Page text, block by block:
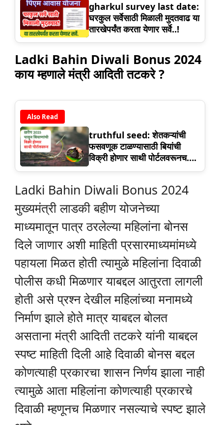
gharkul survey last date:
घरकुल सर्वेसाठी मिळाली मुदतवाढ या
तारखेपर्यंत करता येणार सर्वे..!
Ladki Bahin Diwali Bonus 2024
काय म्हणाले मंत्री आदिती तटकरे ?
Also Read
truthful seed: शेतकऱ्यांची
फसवणूक टाळण्यासाठी बियांची
विक्री होणार साथी पोर्टलवरूनच….
Ladki Bahin Diwali Bonus 2024
मुख्यमंत्री लाडकी बहीण योजनेच्या
माध्यमातून पात्र ठरलेल्या महिलांना बोनस
दिले जाणार अशी माहिती प्रसारमाध्यमांमध्ये
पहायला मिळत होती त्यामुळे महिलांना दिवाळी
पोलीस कधी मिळणार याबद्दल आतुरता लागली
होती असे प्रश्न देखील महिलांच्या मनामध्ये
निर्माण झाले होते मात्र याबद्दल बोलत
असताना मंत्री आदिती तटकरे यांनी याबद्दल
स्पष्ट माहिती दिली आहे दिवाळी बोनस बद्दल
कोणत्याही प्रकारचा शासन निर्णय झाला नाही
त्यामुळे आता महिलांना कोणत्याही प्रकारचे
दिवाळी म्हणूनच मिळणार नसल्याचे स्पष्ट झाले